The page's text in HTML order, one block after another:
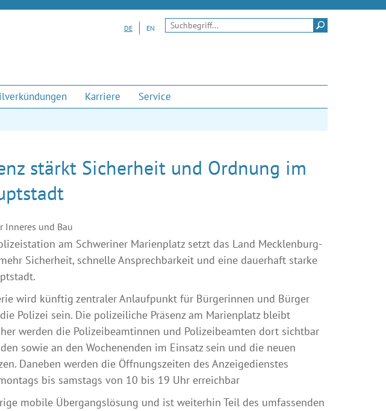
DE EN Suchen
Karriere Service
stärkt Sicherheit und Ordnung im
Inneres und Bau
am Schweriner Marienplatz setzt das Land Mecklenburg-
Sicherheit, schnelle Ansprechbarkeit und eine dauerhaft starke
wird künftig zentraler Anlaufpunkt für Bürgerinnen und Bürger
Polizei sein. Die polizeiliche Präsenz am Marienplatz bleibt
werden die Polizeibeamtinnen und Polizeibeamten dort sichtbar
sowie an den Wochenenden im Einsatz sein und die neuen
Daneben werden die Öffnungszeiten des Anzeigedienstes
bis samstags von 10 bis 19 Uhr erreichbar
mobile Übergangslösung und ist weiterhin Teil des umfassenden